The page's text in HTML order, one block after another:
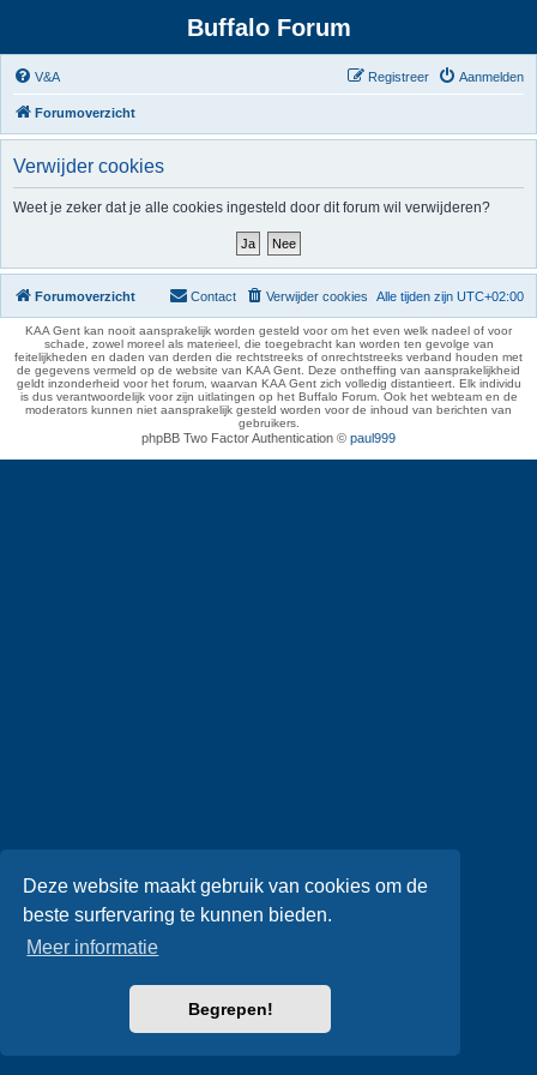
Deze website maakt gebruik van cookies om de
beste surfervaring te kunnen bieden.
Meer informatie
Begrepen!
Buffalo Forum
V&A Aanmelden
Registreer
Forumoverzicht
Verwijder cookies
Weet je zeker dat je alle cookies ingesteld door dit forum wil verwijderen?
Forumoverzicht Alle tijden zijn UTC+02:00
Verwijder cookies
Contact
KAA Gent kan nooit aansprakelijk worden gesteld voor om het even welk nadeel of voor
schade, zowel moreel als materieel, die toegebracht kan worden ten gevolge van
feitelijkheden en daden van derden die rechtstreeks of onrechtstreeks verband houden met
de gegevens vermeld op de website van KAA Gent. Deze ontheffing van aansprakelijkheid
geldt inzonderheid voor het forum, waarvan KAA Gent zich volledig distantieert. Elk individu
is dus verantwoordelijk voor zijn uitlatingen op het Buffalo Forum. Ook het webteam en de
moderators kunnen niet aansprakelijk gesteld worden voor de inhoud van berichten van
gebruikers.
phpBB Two Factor Authentication © paul999